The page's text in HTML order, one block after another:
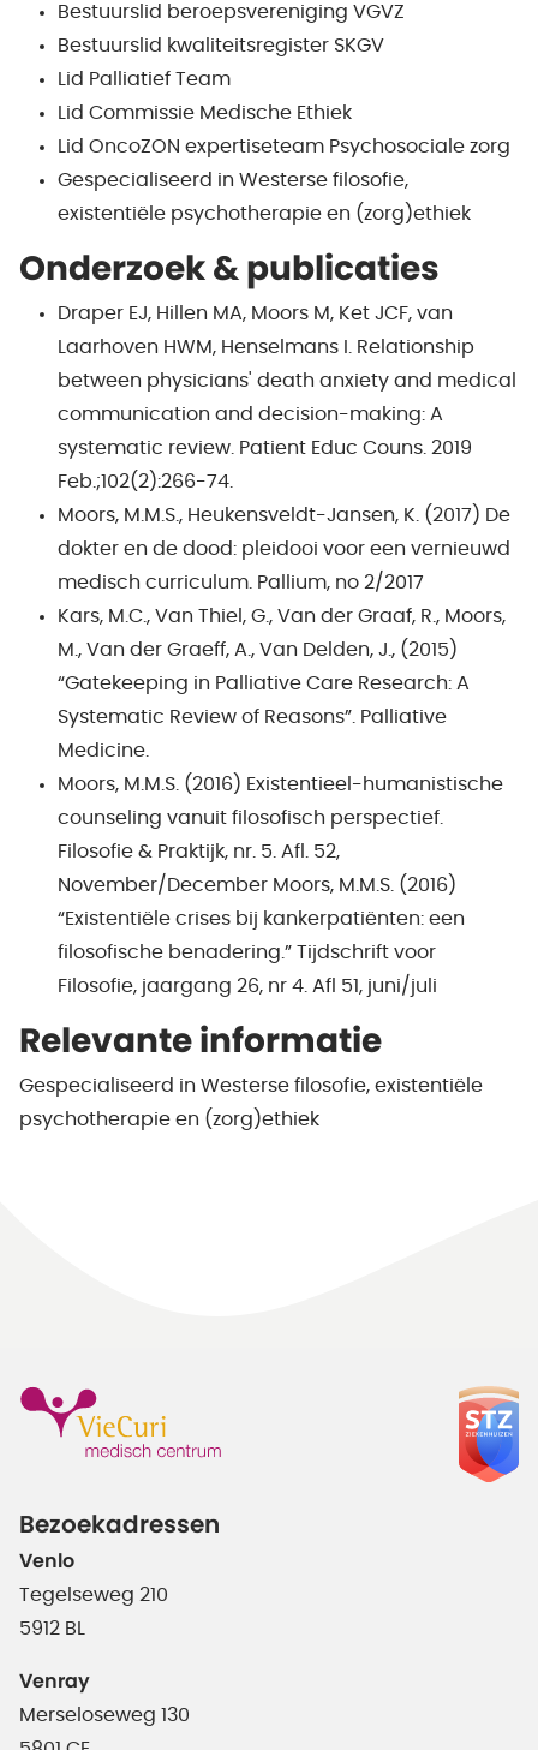
Bestuurslid beroepsvereniging VGVZ
Bestuurslid kwaliteitsregister SKGV
Lid Palliatief Team
Lid Commissie Medische Ethiek
Lid OncoZON expertiseteam Psychosociale zorg
Gespecialiseerd in Westerse filosofie,
existentiële psychotherapie en (zorg)ethiek
Onderzoek & publicaties
Draper EJ, Hillen MA, Moors M, Ket JCF, van
Laarhoven HWM, Henselmans I. Relationship
between physicians' death anxiety and medical
communication and decision-making: A
systematic review. Patient Educ Couns. 2019
Feb.;102(2):266-74.
Moors, M.M.S., Heukensveldt-Jansen, K. (2017) De
dokter en de dood: pleidooi voor een vernieuwd
medisch curriculum. Pallium, no 2/2017
Kars, M.C., Van Thiel, G., Van der Graaf, R., Moors,
M., Van der Graeff, A., Van Delden, J., (2015)
“Gatekeeping in Palliative Care Research: A
Systematic Review of Reasons”. Palliative
Medicine.
Moors, M.M.S. (2016) Existentieel-humanistische
counseling vanuit filosofisch perspectief.
Filosofie & Praktijk, nr. 5. Afl. 52,
November/December Moors, M.M.S. (2016)
“Existentiële crises bij kankerpatiënten: een
filosofische benadering.” Tijdschrift voor
Filosofie, jaargang 26, nr 4. Afl 51, juni/juli
Relevante informatie
Gespecialiseerd in Westerse filosofie, existentiële
psychotherapie en (zorg)ethiek
Bezoekadressen
Venlo
Tegelseweg 210
5912 BL
Venray
Merseloseweg 130